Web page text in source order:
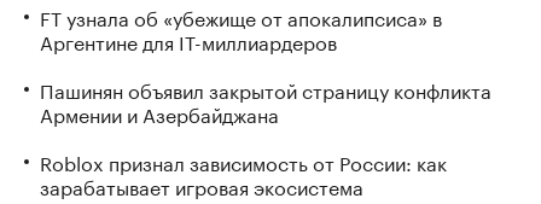
FT узнала об «убежище от апокалипсиса» в
Аргентине для IT-миллиардеров
Пашинян объявил закрытой страницу конфликта
Армении и Азербайджана
Roblox признал зависимость от России: как
зарабатывает игровая экосистема